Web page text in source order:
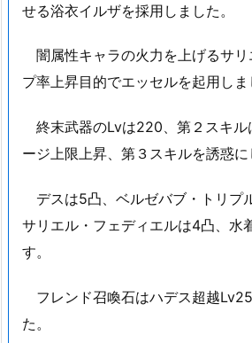
せる浴衣イルザを採用しました。
闇属性キャラの火力を上げるサリ
プ率上昇目的でエッセルを起用しま
終末武器のLvは220、第２スキル
ージ上限上昇、第３スキルを誘惑に
デスは5凸、ベルゼバブ・トリプ
サリエル・フェディエルは4凸、水
す。
フレンド召喚石はハデス超越
た。